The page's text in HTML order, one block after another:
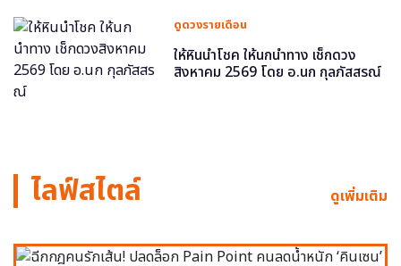
ดูดวงรายเดือน
ให้หินนำโชค ให้นกนำทาง เช็กดวง
สิงหาคม 2569 โดย อ.นก กุลภัสสรณ์
ไลฟ์สไตล์ ดูเพิ่มเติม